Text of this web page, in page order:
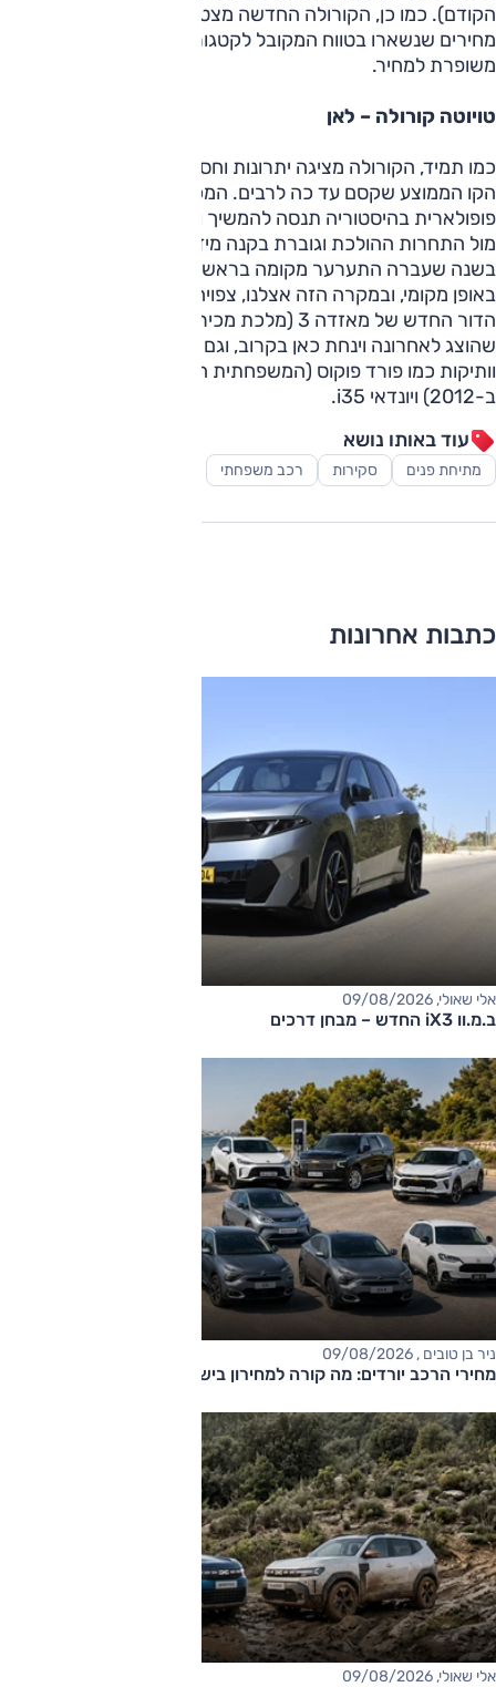
הקודם). כמו כן, הקורולה החדשה מצטיינת בתחום האבזור, ולצד
מחירים שנשארו בטווח המקובל לקטגוריה, מתקבלת תמורה
משופרת למחיר.
טויוטה קורולה – לאן
כמו תמיד, הקורולה מציגה יתרונות וחסרונות מסוימים ושומרת על
הקו הממוצע שקסם עד כה לרבים. המכונית המשפחתית הכי
פופולארית בהיסטוריה תנסה להמשיך ולהגן על התואר שלה אל
מול התחרות ההולכת וגוברת בקנה מידה עולמי, כאשר כבר
בשנה שעברה התערער מקומה בראש טבלת המכירות העולמית.
באופן מקומי, ובמקרה הזה אצלנו, צפויה לה תחרות קשה אל מול
הדור החדש של מאזדה 3 (מלכת מכירות מדופלמת בדימוס)
שהוצג לאחרונה וינחת כאן בקרוב, וגם מול מתחרות מעט יותר
וותיקות כמו פורד פוקוס (המשפחתית הכי נמכרת אצלנו
ב-2012) ויונדאי i35.
עוד באותו נושא
מתיחת פנים סקירות רכב משפחתי
כתבות אחרונות
אלי שאולי, 09/08/2026
ב.מ.וו iX3 החדש – מבחן דרכים
ניר בן טובים , 09/08/2026
מחירי הרכב יורדים: מה קורה למחירון בישראל?
אלי שאולי, 09/08/2026